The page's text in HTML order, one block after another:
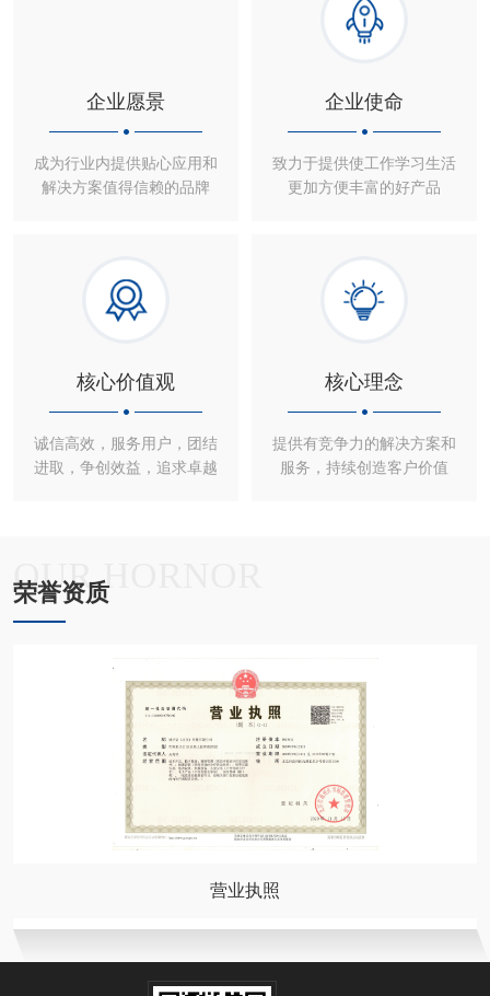
企业愿景
成为行业内提供贴心应用和
解决方案值得信赖的品牌
企业使命
致力于提供使工作学习生活
更加方便丰富的好产品
核心价值观
诚信高效，服务用户，团结
进取，争创效益，追求卓越
核心理念
提供有竞争力的解决方案和
服务，持续创造客户价值
OUR HORNOR
荣誉资质
营业执照